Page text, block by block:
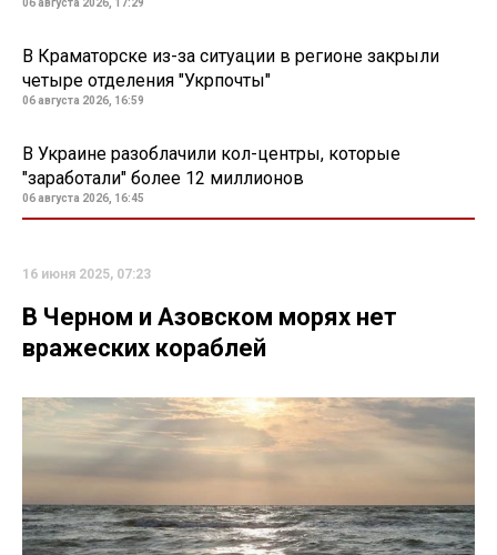
06 августа 2026, 17:29
В Краматорске из-за ситуации в регионе закрыли
четыре отделения "Укрпочты"
06 августа 2026, 16:59
В Украине разоблачили кол-центры, которые
"заработали" более 12 миллионов
06 августа 2026, 16:45
16 июня 2025, 07:23
В Черном и Азовском морях нет
вражеских кораблей